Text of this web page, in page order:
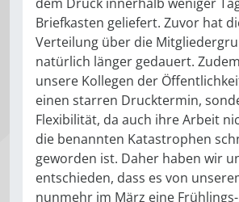
Briefkasten geliefert. Zuvor hat
Verteilung über die
natürlich länger gedauert.
unsere Kollegen der
einen starren Drucktermin,
Flexibilität, da auch ihre Arbeit
die benannten Katastrophen
geworden ist. Daher haben wir
entschieden, dass es von
nunmehr im März eine